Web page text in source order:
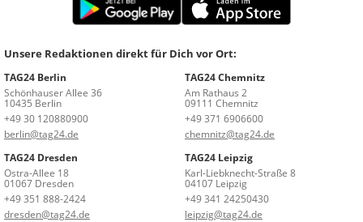
Unsere Redaktionen direkt für Dich vor Ort:
TAG24 Berlin
Schönhauser Allee 36
10435 Berlin
+49 30 120880900
berlin@tag24.de
TAG24 Chemnitz
Am Rathaus 2
09111 Chemnitz
+49 371 6906600
chemnitz@tag24.de
TAG24 Dresden
Ostra-Allee 18
01067 Dresden
+49 351 888-2424
dresden@tag24.de
TAG24 Leipzig
Karl-Liebknecht-Straße 8
04107 Leipzig
+49 341 24250430
leipzig@tag24.de